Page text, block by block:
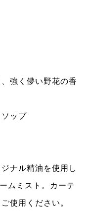
強く儚い野花の香
ップ
ナル精油を使用し
ムミスト。カーテ
使用ください。